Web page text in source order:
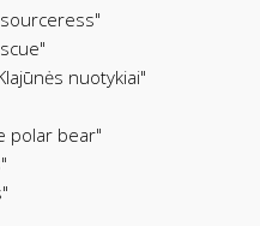
nuotykiai"
polar bear"